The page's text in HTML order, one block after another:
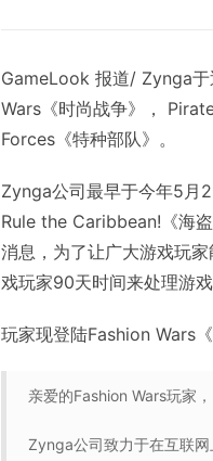
GameLook 报道/ Zynga于
Wars《时尚战争》，
Forces《特种部队》。
Zynga公司最早于今年5月
Rule the Caribbean!《海
消息，为了让广大游戏玩
戏玩家90天时间来处理游
玩家现登陆Fashion Wars
亲爱的Fashion Wars玩家，
Zynga公司致力于在互联